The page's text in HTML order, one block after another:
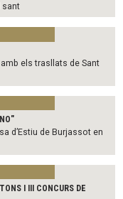
sant
els trasllats de Sant
d’Estiu de Burjassot en
I III CONCURS DE